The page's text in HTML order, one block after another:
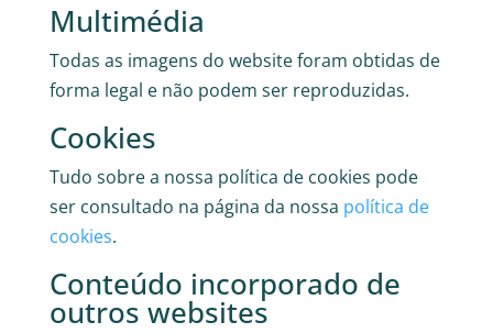
Multimédia
Todas as imagens do website foram obtidas de
forma legal e não podem ser reproduzidas.
Cookies
Tudo sobre a nossa política de cookies pode
ser consultado na página da nossa política de
cookies.
Conteúdo incorporado de
outros websites